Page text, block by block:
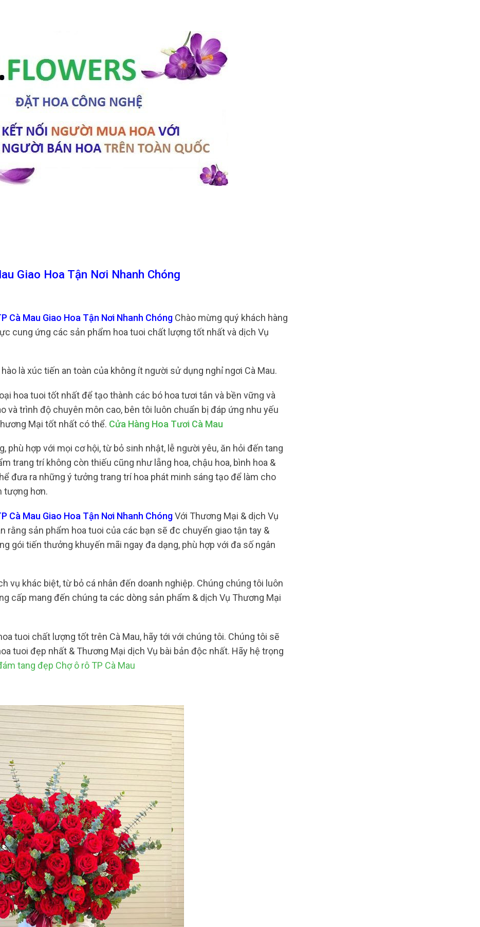
Giao Hoa Tận Nơi Nhanh Chóng
Cà Mau Giao Hoa Tận Nơi Nhanh Chóng Chào mừng quý khách hàng
cung ứng các sản phẩm hoa tuoi chất lượng tốt nhất và dịch Vụ
là xúc tiến an toàn của không ít người sử dụng nghỉ ngơi Cà Mau.
hoa tuoi tốt nhất để tạo thành các bó hoa tươi tắn và bền vững và
và trình độ chuyên môn cao, bên tôi luôn chuẩn bị đáp ứng nhu yếu
Mại tốt nhất có thể. Cửa Hàng Hoa Tươi Cà Mau
phù hợp với mọi cơ hội, từ bỏ sinh nhật, lễ người yêu, ăn hỏi đến tang
trang trí không còn thiếu cũng như lẵng hoa, chậu hoa, bình hoa &
đưa ra những ý tưởng trang trí hoa phát minh sáng tạo để làm cho
tượng hơn.
Cà Mau Giao Hoa Tận Nơi Nhanh ChóngVới Thương Mại & dịch Vụ
rằng sản phẩm hoa tuoi của các bạn sẽ đc chuyển giao tận tay &
gói tiến thưởng khuyến mãi ngay đa dạng, phù hợp với đa số ngân
vụ khác biệt, từ bỏ cá nhân đến doanh nghiệp. Chúng chúng tôi luôn
cấp mang đến chúng ta các dòng sản phẩm & dịch Vụ Thương Mại
tuoi chất lượng tốt trên Cà Mau, hãy tới với chúng tôi. Chúng tôi sẽ
tuoi đẹp nhất & Thương Mại dịch Vụ bài bản độc nhất. Hãy hệ trọng
tang đẹp Chợ ô rô TP Cà Mau